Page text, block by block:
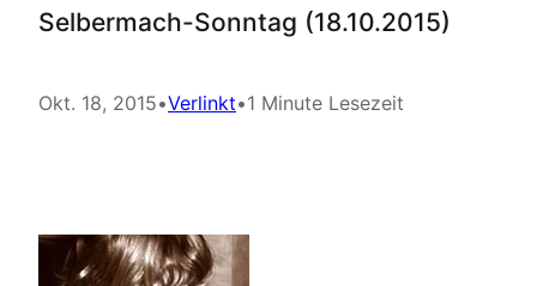
Selbermach-Sonntag (18.10.2015)
Okt. 18, 2015•Verlinkt•1 Minute Lesezeit